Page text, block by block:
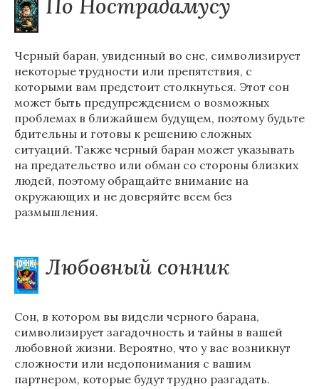
По Нострадамусу
Черный баран, увиденный во сне, символизирует
некоторые трудности или препятствия, с
которыми вам предстоит столкнуться. Этот сон
может быть предупреждением о возможных
проблемах в ближайшем будущем, поэтому будьте
бдительны и готовы к решению сложных
ситуаций. Также черный баран может указывать
на предательство или обман со стороны близких
людей, поэтому обращайте внимание на
окружающих и не доверяйте всем без
размышления.
Любовный сонник
Сон, в котором вы видели черного барана,
символизирует загадочность и тайны в вашей
любовной жизни. Вероятно, что у вас возникнут
сложности или недопонимания с вашим
партнером, которые будут трудно разгадать.